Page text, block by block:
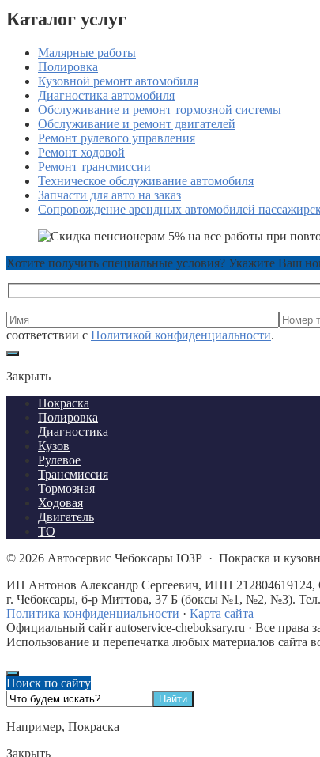
Каталог услуг
Малярные работы
Полировка
Кузовной ремонт автомобиля
Диагностика автомобиля
Обслуживание и ремонт тормозной системы
Обслуживание и ремонт двигателей
Ремонт рулевого управления
Ремонт ходовой
Ремонт трансмиссии
Техническое обслуживание автомобиля
Запчасти для авто на заказ
Сопровождение арендных автомобилей
Хотите получить специальные условия? Укажите Ваш
соответствии с Политикой конфиденциальности.
Закрыть
Покраска
Полировка
Диагностика
Кузов
Рулевое
Трансмиссия
Тормозная
Ходовая
Двигатель
ТО
© 2026 Автосервис Чебоксары ЮЗР · Покраска и
ИП Антонов Александр Сергеевич, ИНН 212804619124,
г. Чебоксары, б-р Миттова, 37 Б (боксы №1, №2, №3).
Политика конфиденциальности · Карта сайта
Официальный сайт autoservice-cheboksary.ru · Все права
Использование и перепечатка любых материалов сайта
Поиск по сайту
Например, Покраска
Закрыть